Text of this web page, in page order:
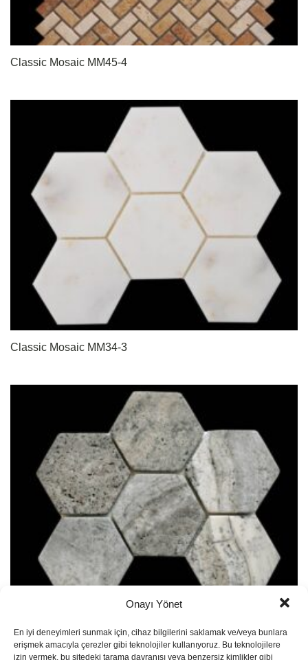
Onayı Yönet
En iyi deneyimleri sunmak için, cihaz bilgilerini saklamak ve/veya bunlara
erişmek amacıyla çerezler gibi teknolojiler kullanıyoruz. Bu teknolojilere
izin vermek, bu sitedeki tarama davranışı veya benzersiz kimlikler gibi
Classic Mosaic MM45-4
Classic Mosaic MM34-3
Classic Mosaic MM34-1